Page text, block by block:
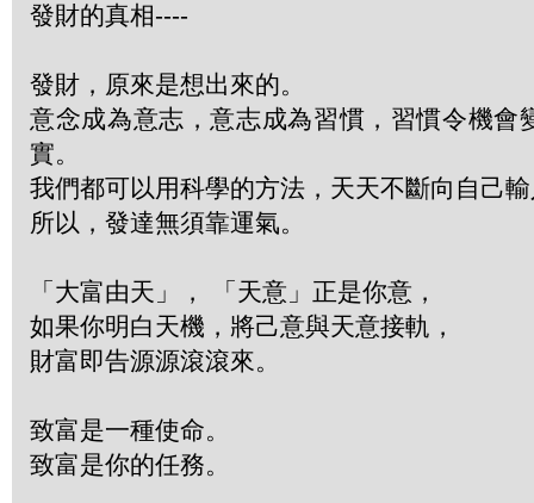
發財的真相----
發財，原來是想出來的。
意念成為意志，意志成為習慣，習慣令機會
實。
我們都可以用科學的方法，天天不斷向自己
所以，發達無須靠運氣。
「大富由天」， 「天意」正是你意，
如果你明白天機，將己意與天意接軌，
財富即告源源滾滾來。
致富是一種使命。
致富是你的任務。